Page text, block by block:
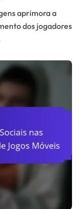
dos jogadores